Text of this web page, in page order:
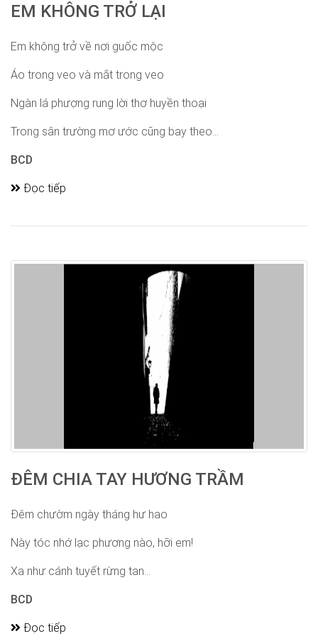
EM KHÔNG TRỞ LẠI
Em không trở về nơi guốc mộc
Áo trong veo và mắt trong veo
Ngàn lá phượng rung lời thơ huyền thoại
Trong sân trường mơ ước cũng bay theo...
BCD
Đọc tiếp
ĐÊM CHIA TAY HƯƠNG TRẦM
Đêm chườm ngày tháng hư hao
Này tóc nhớ lạc phương nào, hỡi em!
Xa như cánh tuyết rừng tan...
BCD
Đọc tiếp